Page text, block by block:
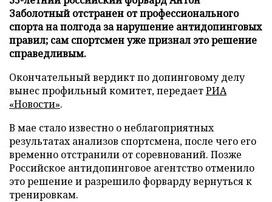
Заболотный отстранен от профессионального
спорта на полгода за нарушение антидопинговых
правил; сам спортсмен уже признал это решение
справедливым.
Окончательный вердикт по допинговому делу
вынес профильный комитет, передаетРИА
«Новости».
В мае стало известно о неблагоприятных
результатах анализов спортсмена, после чего его
временно отстранили от соревнований. Позже
Российское антидопинговое агентство отменило
это решение и разрешило форварду вернуться к
тренировкам.